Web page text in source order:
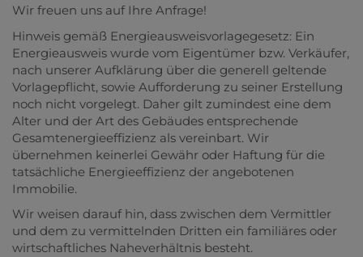
Wir freuen uns auf Ihre Anfrage!
Hinweis gemäß Energieausweisvorlagegesetz: Ein
Energieausweis wurde vom Eigentümer bzw. Verkäufer,
nach unserer Aufklärung über die generell geltende
Vorlagepflicht, sowie Aufforderung zu seiner Erstellung
noch nicht vorgelegt. Daher gilt zumindest eine dem
Alter und der Art des Gebäudes entsprechende
Gesamtenergieeffizienz als vereinbart. Wir
übernehmen keinerlei Gewähr oder Haftung für die
tatsächliche Energieeffizienz der angebotenen
Immobilie.
Wir weisen darauf hin, dass zwischen dem Vermittler
und dem zu vermittelnden Dritten ein familiäres oder
wirtschaftliches Naheverhältnis besteht.